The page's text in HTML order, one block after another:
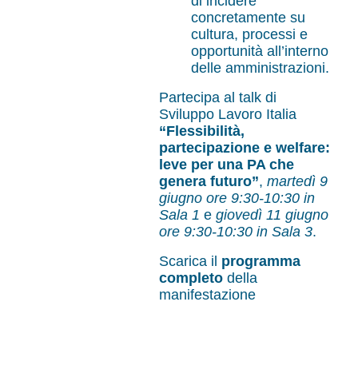
concretamente su
cultura, processi e
opportunità all’interno
delle amministrazioni.
Partecipa al talk di
Sviluppo Lavoro Italia
“Flessibilità,
partecipazione e welfare:
leve per una PA che
genera futuro”, martedì 9
giugno ore 9:30-10:30 in
Sala 1 e giovedì 11 giugno
ore 9:30-10:30 in Sala 3.
Scarica il programma
completo della
manifestazione